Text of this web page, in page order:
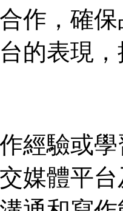
作，確
的表現
經驗或
媒體平